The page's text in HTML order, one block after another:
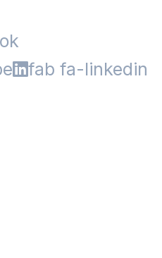
fab fa-linkedin